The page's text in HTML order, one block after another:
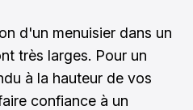
d'un menuisier dans un
très larges. Pour un
à la hauteur de vos
confiance à un